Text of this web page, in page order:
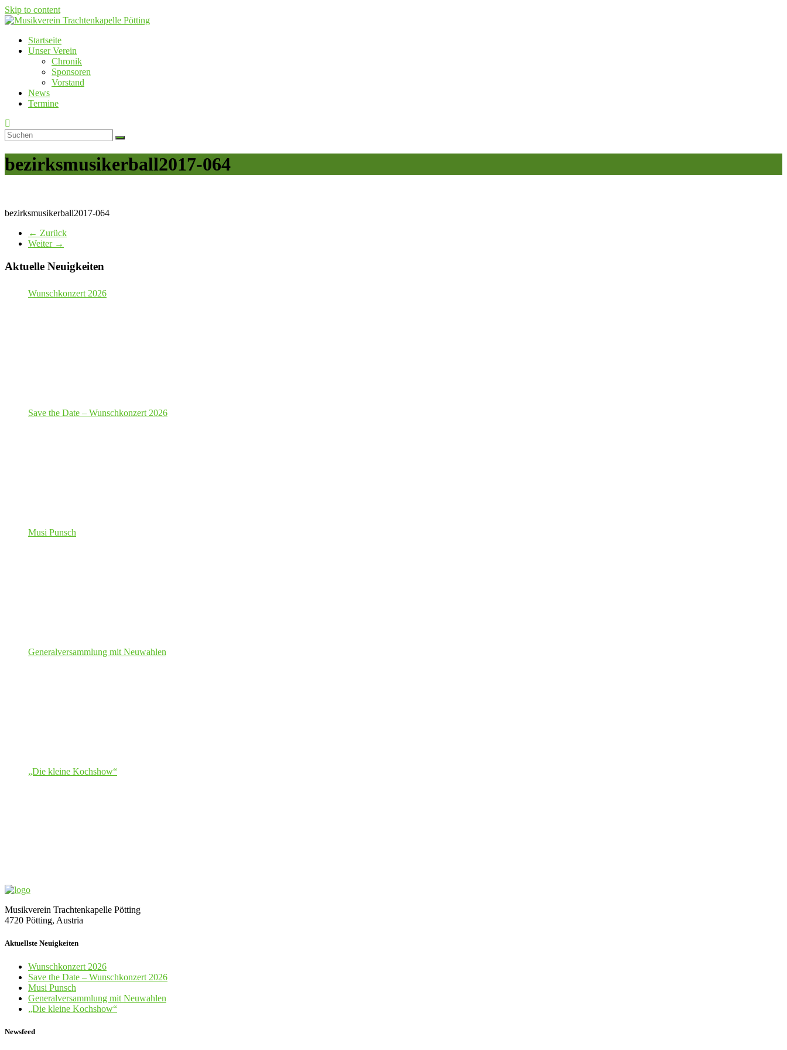
Skip to content
Musikverein Trachtenkapelle Pötting
Startseite
Unser Verein
Chronik
Sponsoren
Vorstand
News
Termine
bezirksmusikerball2017-064
bezirksmusikerball2017-064
← Zurück
Weiter →
Aktuelle Neuigkeiten
Wunschkonzert 2026
Save the Date – Wunschkonzert 2026
Musi Punsch
Generalversammlung mit Neuwahlen
„Die kleine Kochshow“
Musikverein Trachtenkapelle Pötting
4720 Pötting, Austria
Aktuellste Neuigkeiten
Wunschkonzert 2026
Save the Date – Wunschkonzert 2026
Musi Punsch
Generalversammlung mit Neuwahlen
„Die kleine Kochshow“
Newsfeed